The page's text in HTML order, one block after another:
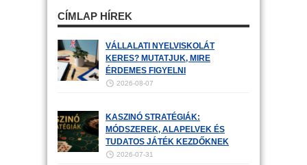
CÍMLAP HÍREK
VÁLLALATI NYELVISKOLÁT
KERES? MUTATJUK, MIRE
ÉRDEMES FIGYELNI
2026-08-07
KASZINÓ STRATÉGIÁK:
MÓDSZEREK, ALAPELVEK ÉS
TUDATOS JÁTÉK KEZDŐKNEK
2026-07-31